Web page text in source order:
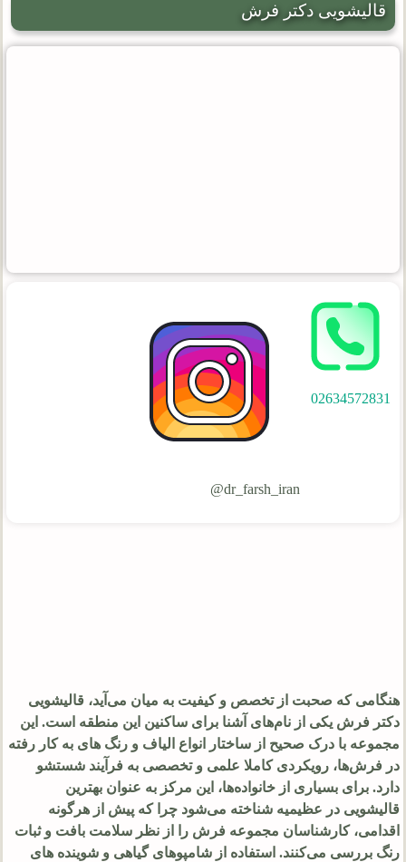
قالیشویی دکتر فرش
02634572831
dr_farsh_iran@
هنگامی که صحبت از تخصص و کیفیت به میان می‌آید، قالیشویی
دکتر فرش یکی از نام‌های آشنا برای ساکنین این منطقه است. این
مجموعه با درک صحیح از ساختار انواع الیاف و رنگ‌ های به کار رفته
در فرش‌ها، رویکردی کاملا علمی و تخصصی به فرآیند شستشو
دارد. برای بسیاری از خانواده‌ها، این مرکز به عنوان بهترین
قالیشویی در عظیمیه شناخته می‌شود چرا که پیش از هرگونه
اقدامی، کارشناسان مجموعه فرش را از نظر سلامت بافت و ثبات
رنگ بررسی می‌کنند. استفاده از شامپوهای گیاهی و شوینده‌ های